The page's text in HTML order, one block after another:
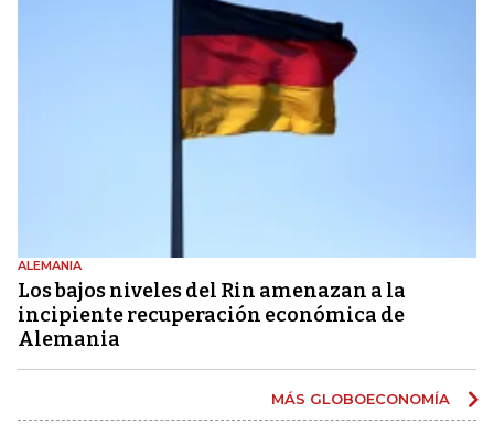
ALEMANIA
Los bajos niveles del Rin amenazan a la
incipiente recuperación económica de
Alemania
MÁS GLOBOECONOMÍA